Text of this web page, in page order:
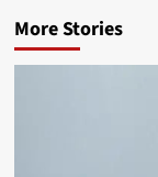
More Stories